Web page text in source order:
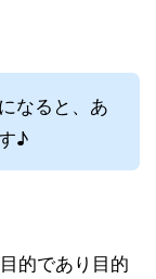
なると、あ
♪
的であり目的